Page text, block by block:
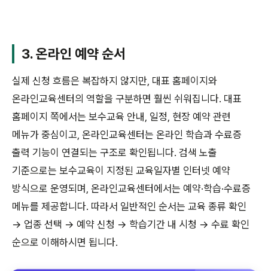
3. 온라인 예약 순서
실제 신청 흐름은 복잡하지 않지만, 대표 홈페이지와
온라인교육센터의 역할을 구분하면 훨씬 쉬워집니다. 대표
홈페이지 쪽에서는 보수교육 안내, 일정, 현장 예약 관련
메뉴가 중심이고, 온라인교육센터는 온라인 학습과 수료증
출력 기능이 연결되는 구조로 확인됩니다. 검색 노출
기준으로는 보수교육이 지정된 교육일자별 인터넷 예약
방식으로 운영되며, 온라인교육센터에서는 예약·학습·수료증
메뉴를 제공합니다. 따라서 일반적인 순서는 교육 종류 확인
→ 업종 선택 → 예약 신청 → 학습기간 내 시청 → 수료 확인
순으로 이해하시면 됩니다.